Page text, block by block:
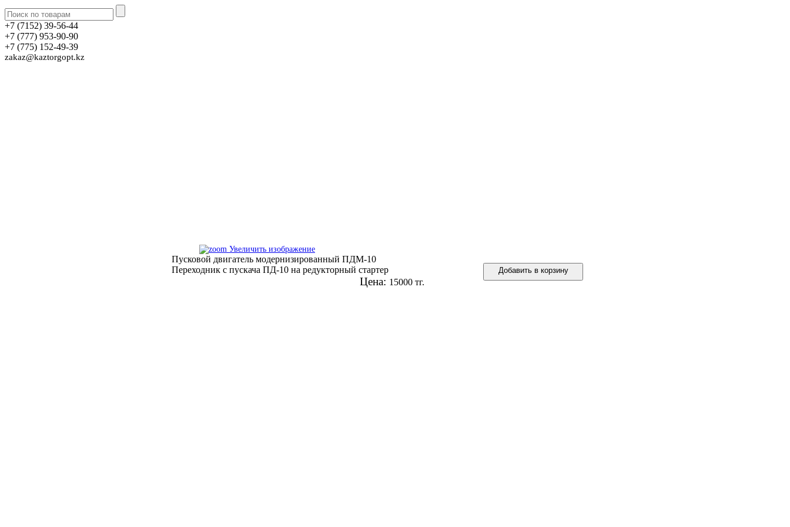
+7 (7152) 39-56-44
+7 (777) 953-90-90
+7 (775) 152-49-39
zakaz@kaztorgopt.kz
Увеличить изображение
Пусковой двигатель модернизированный ПДМ-10
Переходник с пускача ПД-10 на редукторный стартер
Цена: 15000 тг.